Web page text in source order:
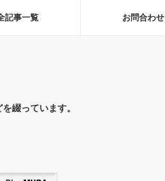
記事一覧 お問合わせ
綴っています。